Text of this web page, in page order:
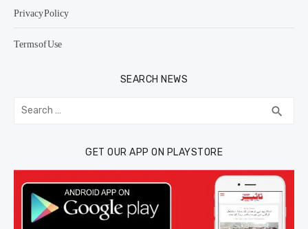
Privacy Policy
Terms of Use
SEARCH NEWS
Search
for: search
GET OUR APP ON PLAYSTORE